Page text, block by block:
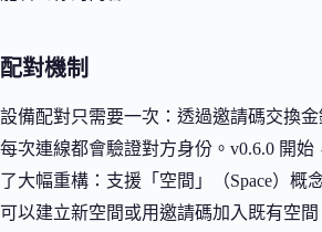
配對機制
設備配對只需要一次：透過邀請碼交換
每次連線都會驗證對方身份。v0.6.0 開始
了大幅重構：支援「空間」（Space）概
可以建立新空間或用邀請碼加入既有空